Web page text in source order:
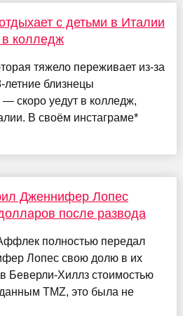
с детьми в Италии
в колледж
тяжело переживает из-за
летние близнецы
скоро уедут в колледж,
В своём инстаграме*
Дженнифер Лопес
после развода
полностью передал
Лопес свою долю в их
Беверли-Хиллз стоимостью
TMZ, это была не